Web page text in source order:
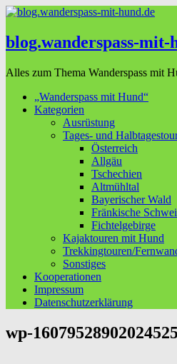
blog.wanderspass-mit-
Alles zum Thema Wanderspass mit
„Wanderspass mit Hund“
Kategorien
Ausrüstung
Tages- und
Österreich
Allgäu
Tschechien
Altmühltal
Bayerischer Wald
Fränkische
Fichtelgebirge
Kajaktouren mit Hund
Trekkingtouren/
Sonstiges
Kooperationen
Impressum
Datenschutzerklärung
wp-